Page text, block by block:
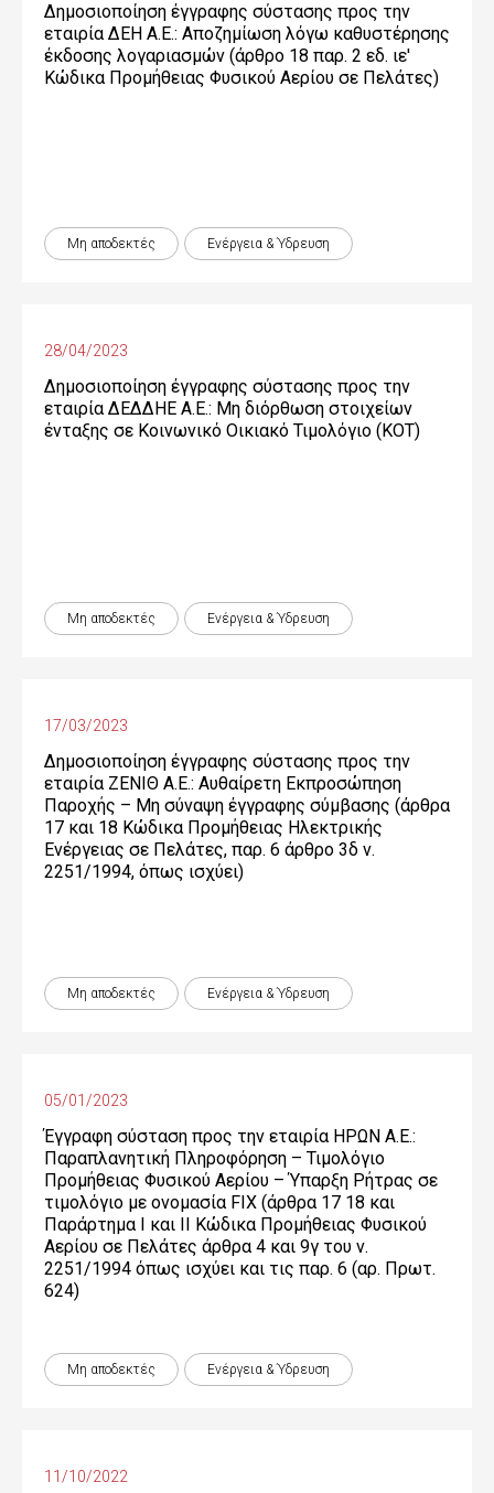
Δημοσιοποίηση έγγραφης σύστασης προς την
εταιρία ΔΕΗ Α.Ε.: Αποζημίωση λόγω καθυστέρησης
έκδοσης λογαριασμών (άρθρο 18 παρ. 2 εδ. ιε'
Κώδικα Προμήθειας Φυσικού Αερίου σε Πελάτες)
Μη αποδεκτές Ενέργεια & Ύδρευση
28/04/2023
Δημοσιοποίηση έγγραφης σύστασης προς την
εταιρία ΔΕΔΔΗΕ Α.Ε.: Μη διόρθωση στοιχείων
ένταξης σε Κοινωνικό Οικιακό Τιμολόγιο (ΚΟΤ)
Μη αποδεκτές Ενέργεια & Ύδρευση
17/03/2023
Δημοσιοποίηση έγγραφης σύστασης προς την
εταιρία ΖΕΝΙΘ Α.Ε.: Αυθαίρετη Εκπροσώπηση
Παροχής – Μη σύναψη έγγραφης σύμβασης (άρθρα
17 και 18 Κώδικα Προμήθειας Ηλεκτρικής
Ενέργειας σε Πελάτες, παρ. 6 άρθρο 3δ ν.
2251/1994, όπως ισχύει)
Μη αποδεκτές Ενέργεια & Ύδρευση
05/01/2023
Έγγραφη σύσταση προς την εταιρία ΗΡΩΝ Α.Ε.:
Παραπλανητική Πληροφόρηση – Τιμολόγιο
Προμήθειας Φυσικού Αερίου – Ύπαρξη Ρήτρας σε
τιμολόγιο με ονομασία FIX (άρθρα 17 18 και
Παράρτημα Ι και ΙΙ Κώδικα Προμήθειας Φυσικού
Αερίου σε Πελάτες άρθρα 4 και 9γ του ν.
2251/1994 όπως ισχύει και τις παρ. 6 (αρ. Πρωτ.
624)
Μη αποδεκτές Ενέργεια & Ύδρευση
11/10/2022